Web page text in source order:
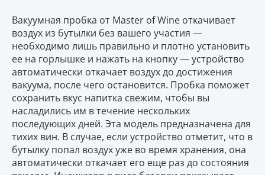
Вакуумная пробка от Master of Wine откачивает
воздух из бутылки без вашего участия —
необходимо лишь правильно и плотно установить
ее на горлышке и нажать на кнопку — устройство
автоматически откачает воздух до достижения
вакуума, после чего остановится. Пробка поможет
сохранить вкус напитка свежим, чтобы вы
насладились им в течение нескольких
последующих дней. Эта модель предназначена для
тихих вин. В случае, если устройство отметит, что в
бутылку попал воздух уже во время хранения, она
автоматически откачает его еще раз до состояния